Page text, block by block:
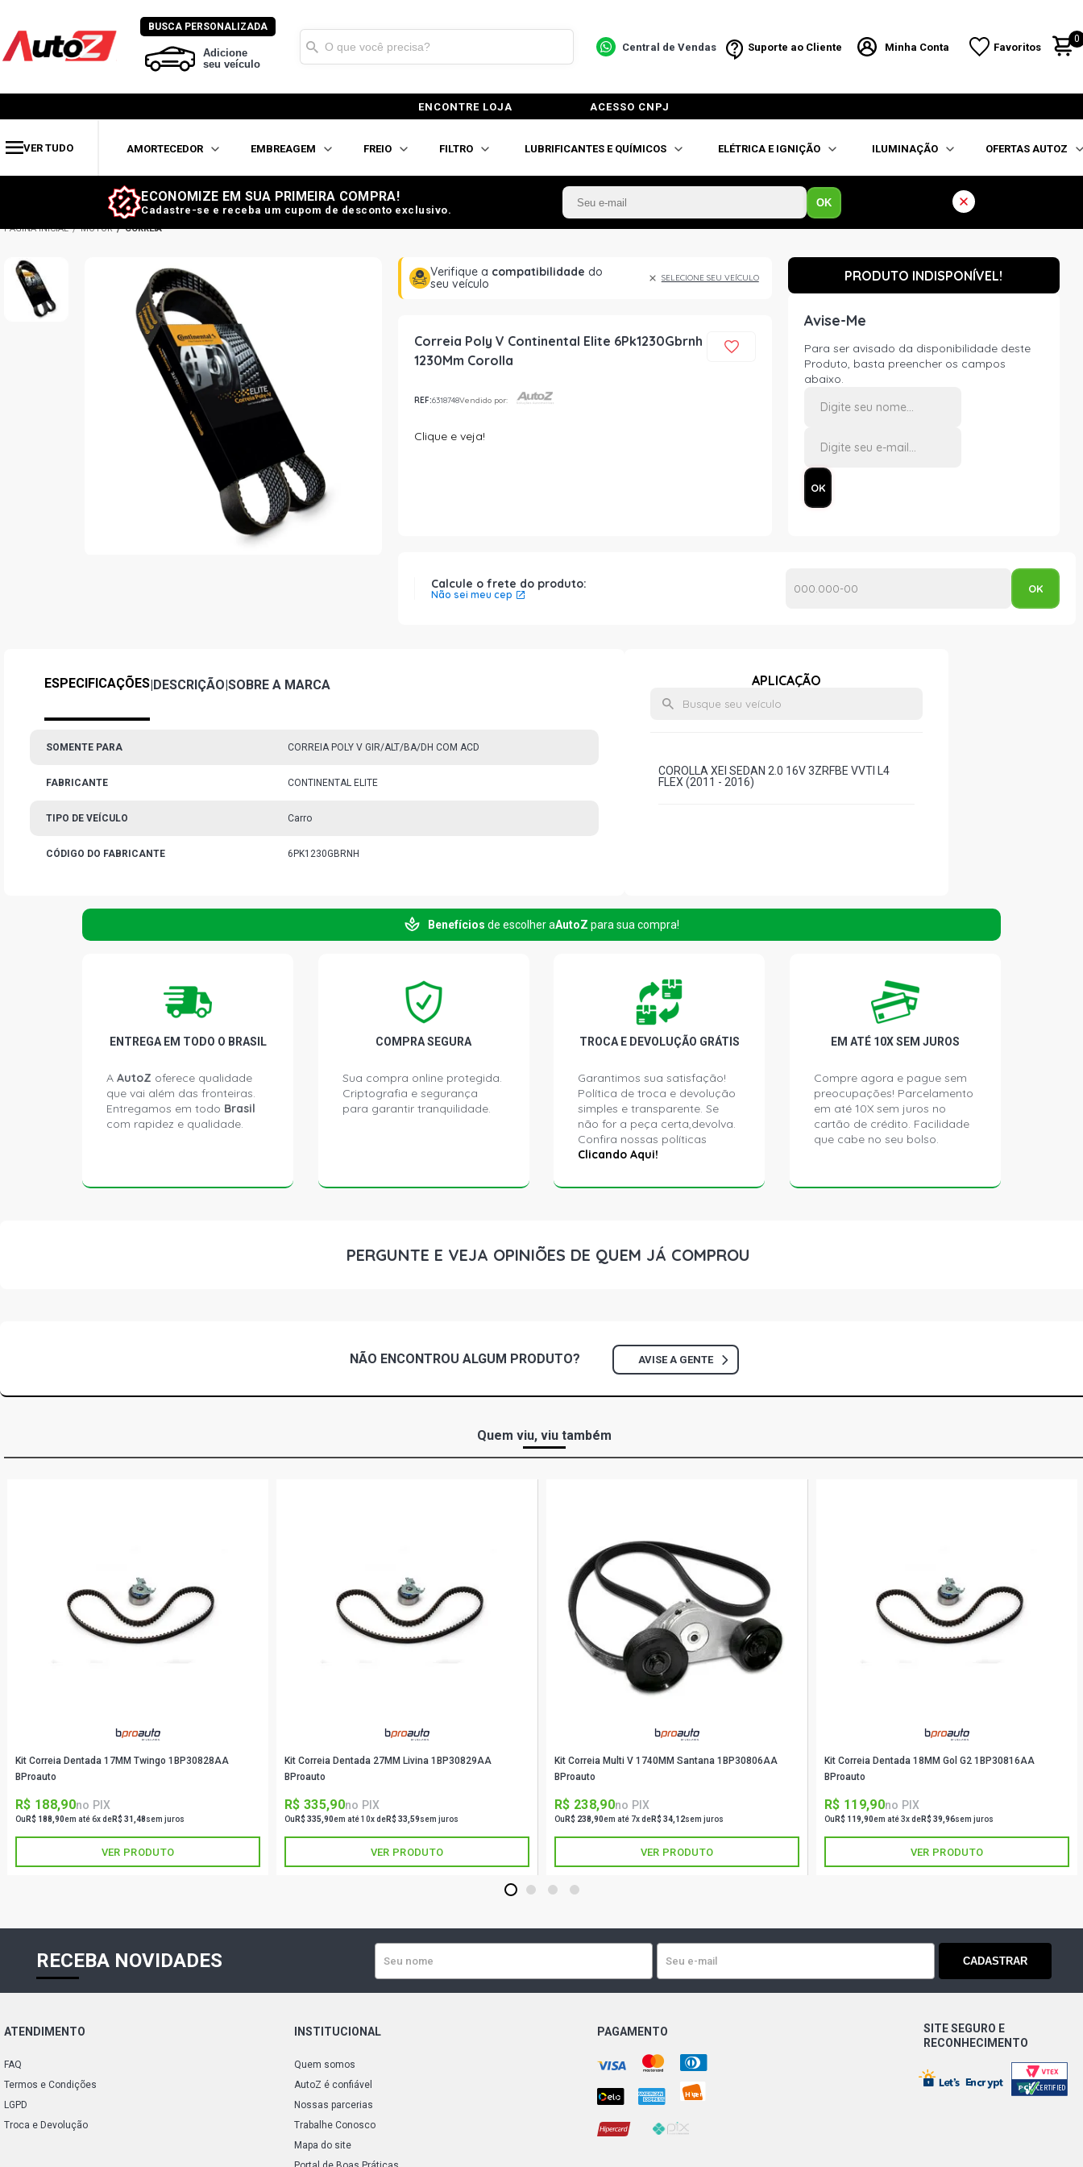
BUSCA PERSONALIZADA
Adicione
seu veículo
Central de Vendas Suporte ao Cliente Minha Conta Favoritos
0
ENCONTRE LOJA ACESSO CNPJ
VER TUDO AMORTECEDOR EMBREAGEM FREIO FILTRO LUBRIFICANTES E QUÍMICOS ELÉTRICA E IGNIÇÃO ILUMINAÇÃO OFERTAS AUTOZ
ECONOMIZE EM SUA PRIMEIRA COMPRA!
Cadastre-se e receba um cupom de desconto exclusivo.
OK
MOTOR CORREIA
Verifique a compatibilidade do
seu veículo
SELECIONE SEU VEÍCULO
Correia Poly V Continental Elite 6Pk1230Gbrnh
1230Mm Corolla
REF:6318748Vendido por:
Clique e veja!
PRODUTO INDISPONÍVEL!
Avise-Me
Para ser avisado da disponibilidade deste
Produto, basta preencher os campos
abaixo.
Calcule o frete do produto:
Não sei meu cep
ESPECIFICAÇÕES|DESCRIÇÃO|SOBRE A MARCA
SOMENTE PARA CORREIA POLY V GIR/ALT/BA/DH COM ACD
FABRICANTE CONTINENTAL ELITE
TIPO DE VEÍCULO Carro
CÓDIGO DO FABRICANTE 6PK1230GBRNH
APLICAÇÃO
COROLLA XEI SEDAN 2.0 16V 3ZRFBE VVTI L4
FLEX (2011 - 2016)
Benefícios de escolher aAutoZ para sua compra!
ENTREGA EM TODO O BRASIL
A AutoZ oferece qualidade
que vai além das fronteiras.
Entregamos em todo Brasil
com rapidez e qualidade.
COMPRA SEGURA
Sua compra online protegida.
Criptografia e segurança
para garantir tranquilidade.
TROCA E DEVOLUÇÃO GRÁTIS
Garantimos sua satisfação!
Política de troca e devolução
simples e transparente. Se
não for a peça certa,devolva.
Confira nossas políticas
Clicando Aqui!
EM ATÉ 10X SEM JUROS
Compre agora e pague sem
preocupações! Parcelamento
em até 10X sem juros no
cartão de crédito. Facilidade
que cabe no seu bolso.
PERGUNTE E VEJA OPINIÕES DE QUEM JÁ COMPROU
NÃO ENCONTROU ALGUM PRODUTO? AVISE A GENTE
Quem viu, viu também
Kit Correia Dentada 17MM Twingo 1BP30828AA
BProauto
R$ 188,90no PIX
Ou R$ 188,90em até 6x deR$ 31,48sem juros
VER PRODUTO
Kit Correia Dentada 27MM Livina 1BP30829AA
BProauto
R$ 335,90no PIX
Ou R$ 335,90em até 10x deR$ 33,59sem juros
VER PRODUTO
Kit Correia Multi V 1740MM Santana 1BP30806AA
BProauto
R$ 238,90no PIX
Ou R$ 238,90em até 7x deR$ 34,12sem juros
VER PRODUTO
Kit Correia Dentada 18MM Gol G2 1BP30816AA
BProauto
R$ 119,90no PIX
Ou R$ 119,90em até 3x deR$ 39,96sem juros
VER PRODUTO
1 2 3 4
RECEBA NOVIDADES CADASTRAR
ATENDIMENTO
FAQ
Termos e Condições
LGPD
Troca e Devolução
INSTITUCIONAL
Quem somos
AutoZ é confiável
Nossas parcerias
Trabalhe Conosco
Mapa do site
PAGAMENTO
SITE SEGURO E
RECONHECIMENTO